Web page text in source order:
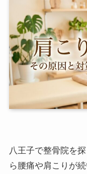
八王子で整骨院を
ら腰痛や肩こりが